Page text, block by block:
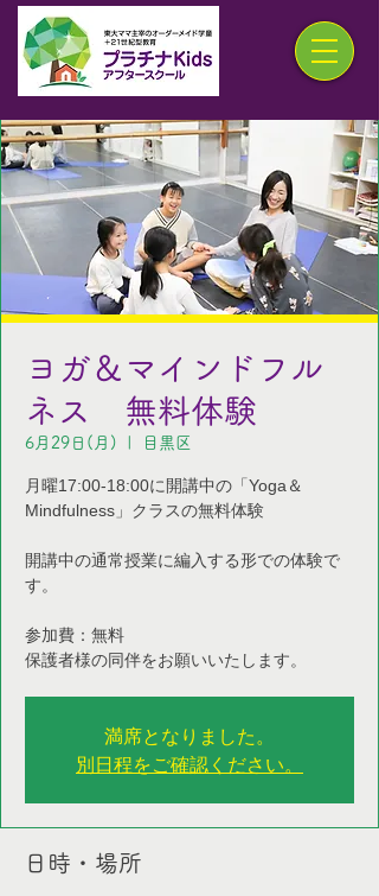
ヨガ＆マインドフル
ネス 無料体験
6月29日(月) 目黒区
月曜17:00-18:00に開講中の「Yoga＆
Mindfulness」クラスの無料体験
開講中の通常授業に編入する形での体験で
す。
参加費：無料
保護者様の同伴をお願いいたします。
満席となりました。
別日程をご確認ください。
日時・場所